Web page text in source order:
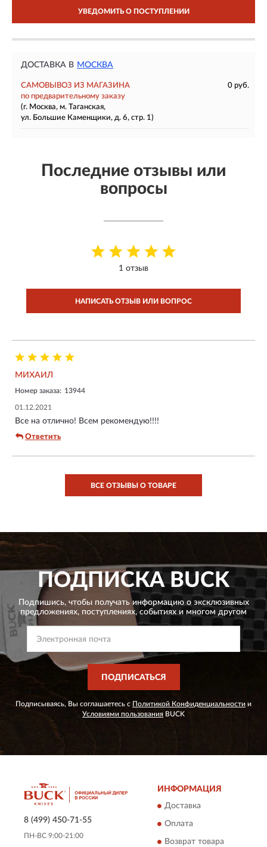
УВЕДОМИТЬ О ПОСТУПЛЕНИИ
ДОСТАВКА В МОСКВА
САМОВЫВОЗ ИЗ МАГАЗИНА
0 руб.
по предварительному заказу
(г. Москва, м. Таганская,
ул. Большие Каменщики, д. 6, стр. 1)
Последние отзывы или
вопросы
1 отзыв
НАПИСАТЬ ОТЗЫВ ИЛИ ВОПРОС
МИХАИЛ
Номер заказа: 13944
01.12.2021
Все на отлично! Всем рекомендую!!!!
Ответить
ВСЕ ОТЗЫВЫ О ТОВАРЕ
ПОДПИСКАBUCK
Подпишись, чтобы получать информацию о эксклюзивных
предложениях, поступлениях, событиях и многом другом
ПОДПИСАТЬСЯ
Подписываясь, Вы соглашаетесь с Политикой Конфиденциальности и
Условиями пользования BUCK
8 (499) 450-71-55
ПН-ВС 9:00-21:00
ИНФОРМАЦИЯ
Доставка
Оплата
Возврат товара